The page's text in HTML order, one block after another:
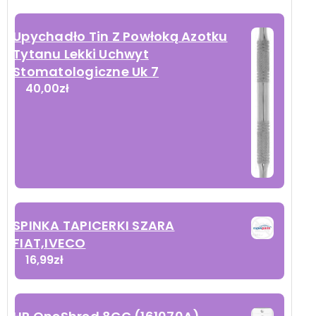
Upychadło Tin Z Powłoką Azotku
Tytanu Lekki Uchwyt
Stomatologiczne Uk 7
40,00zł
SPINKA TAPICERKI SZARA
FIAT,IVECO
16,99zł